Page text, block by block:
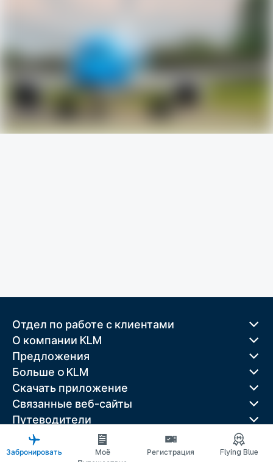
Отдел по работе с клиентами
О компании KLM
Предложения
Больше o KLM
Скачать приложение
Связанные веб-сайты
Путеводители
Лучшие направления
Популярные страны
Забронировать
Моё
Регистрация Flying Blue